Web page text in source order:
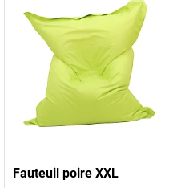
Fauteuil poire XXL